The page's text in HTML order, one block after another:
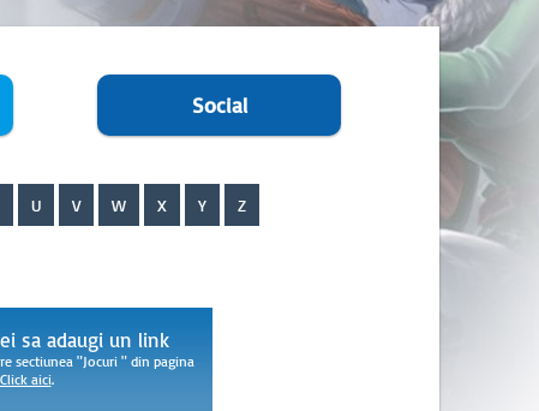
Social
U V W X Y Z
sa adaugi un link
sectiunea "Jocuri " din pagina
Click aici.